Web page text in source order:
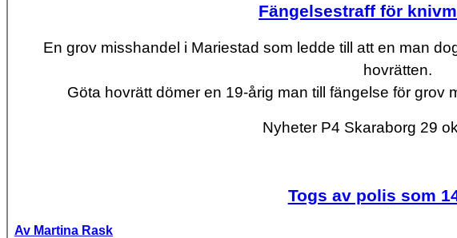
Fängelsestraff för
En grov misshandel i Mariestad som ledde till att en man
hovrätten.
Göta hovrätt dömer en 19-årig man till fängelse för grov
Nyheter P4 Skaraborg 29
Togs av polis som
Av Martina Rask